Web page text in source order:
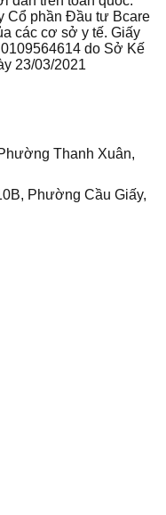
Cổ phần Đầu tư Bcare
các cơ sở y tế. Giấy
do Sở Kế
23/03/2021
Thanh Xuân,
Phường Cầu Giấy,